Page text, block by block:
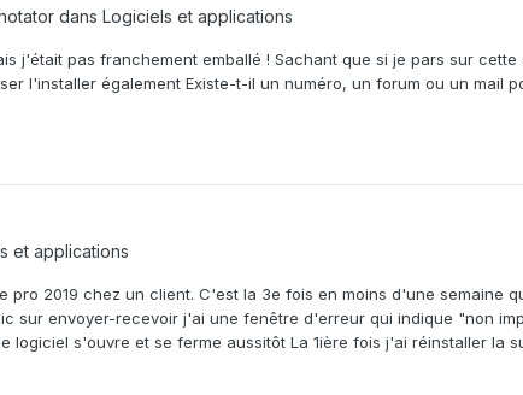
dans Logiciels et applications
j'était pas franchement emballé ! Sachant que si je pars sur
l'installer également Existe-t-il un numéro, un forum ou un mail
et applications
pro 2019 chez un client. C'est la 3e fois en moins d'une semaine
sur envoyer-recevoir j'ai une fenêtre d'erreur qui indique "non
logiciel s'ouvre et se ferme aussitôt La 1ière fois j'ai réinstaller la